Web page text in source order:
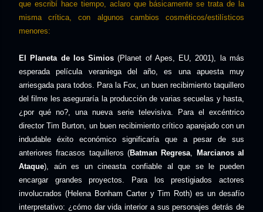
que escribí hace tiempo, aclaro que básicamente se trata de la
misma crítica, con algunos cambios cosméticos/estilísticos
menores:
El Planeta de los Simios (Planet of Apes, EU, 2001), la más
esperada película veraniega del año, es una apuesta muy
arriesgada para todos. Para la Fox, un buen recibimiento taquillero
del filme les aseguraría la producción de varias secuelas y hasta,
¿por qué no?, una nueva serie televisiva. Para el excéntrico
director Tim Burton, un buen recibimiento crítico aparejado con un
indudable éxito económico significaría que a pesar de sus
anteriores fracasos taquilleros (Batman Regresa,
Marcianos al
Ataque), aún es un cineasta confiable al que se le pueden
encargar grandes proyectos. Para los prestigiados actores
involucrados (Helena Bonham Carter y Tim Roth) es un desafío
interpretativo: ¿cómo dar vida interior a sus personajes detrás de